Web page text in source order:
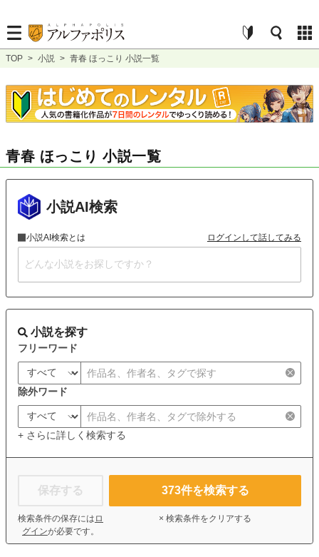
TOP > 小説 > 青春 ほっこり 小説一覧
青春 ほっこり 小説一覧
小説AI検索
小説AI検索とは ログインして話してみる
小説を探す
フリーワード
除外ワード
+ さらに詳しく検索する
保存する
検索条件の保存には ロ
グインが必要です。
373件を検索する
× 検索条件をクリアする